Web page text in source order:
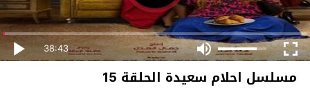
38:43
مسلسل احلام سعيدة الحلقة 15